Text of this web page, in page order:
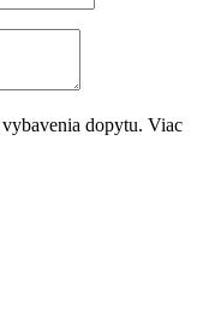
vybavenia dopytu. Viac